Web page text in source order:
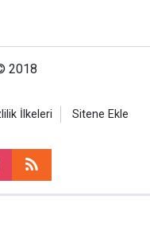
2018
İlkeleri Sitene Ekle